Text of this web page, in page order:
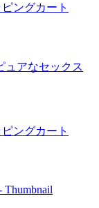
ングカート
ングカート